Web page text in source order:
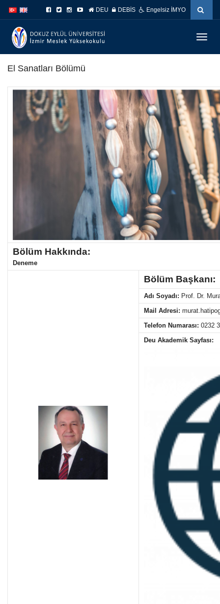
atla
atla
DEU DEBİS Engelsiz İMYO
El Sanatları Bölümü
Bölüm Hakkında:
Deneme
Bölüm Başkanı:
Adı Soyadı: Prof. Dr.
Mail Adresi:
Telefon Numarası: 0232
Deu Akademik Sayfası: